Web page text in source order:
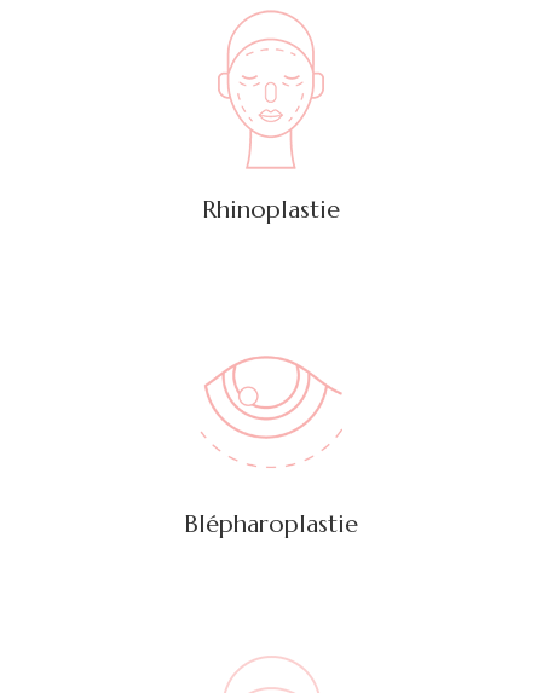
Rhinoplastie
Blépharoplastie